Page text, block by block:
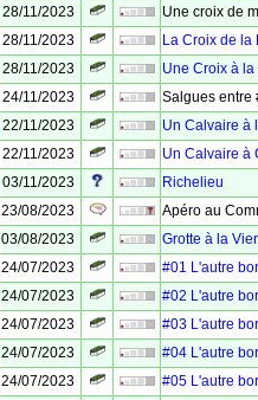
28/11/2023
Une croix de
28/11/2023
La Croix de la
28/11/2023
Une Croix à
24/11/2023
Salgues entre
22/11/2023
Un Calvaire à
22/11/2023
Un Calvaire à
03/11/2023
Richelieu
23/08/2023
Apéro au
03/08/2023
Grotte à la
24/07/2023
#01 L'autre
24/07/2023
#02 L'autre
24/07/2023
#03 L'autre
24/07/2023
#04 L'autre
24/07/2023
#05 L'autre